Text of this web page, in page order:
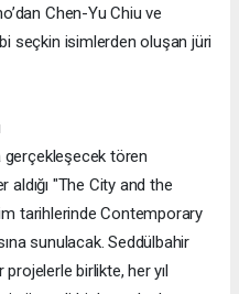
Chen-Yu Chiu ve
seçkin isimlerden oluşan jüri
gerçekleşecek tören
"The City and the
tarihlerinde Contemporary
sunulacak. Seddülbahir
birlikte, her yıl